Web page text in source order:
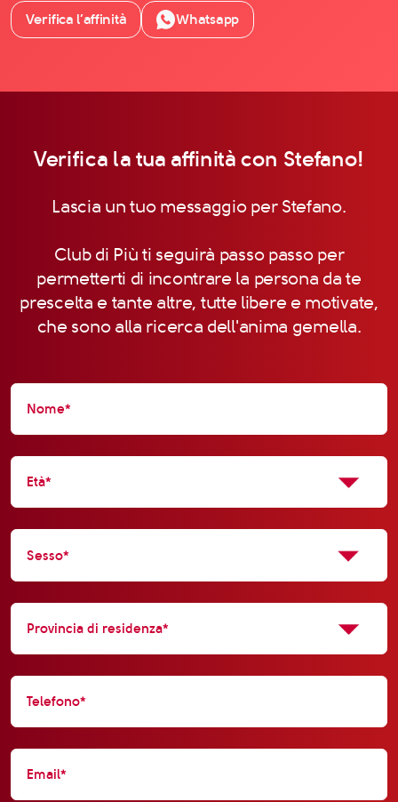
Verifica l’affinità Whatsapp
Verifica la tua affinità con Stefano!
Lascia un tuo messaggio per Stefano.
Club di Più ti seguirà passo passo per
permetterti di incontrare la persona da te
prescelta e tante altre, tutte libere e motivate,
che sono alla ricerca dell'anima gemella.